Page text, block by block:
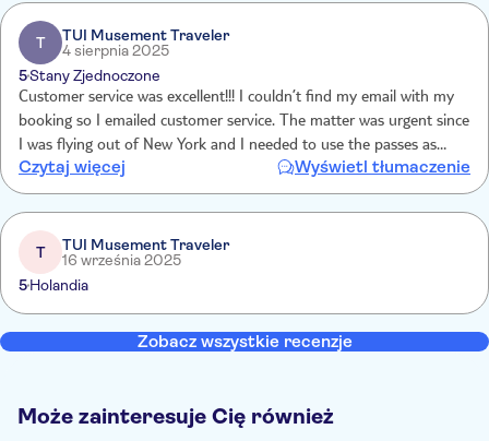
T
TUI Musement Traveler
4 sierpnia 2025
5Stany Zjednoczone
Customer service was excellent!!! I couldn’t find my email with my
booking so I emailed customer service. The matter was urgent since
I was flying out of New York and I needed to use the passes as
soon as I arrived . While en route I revived my passes via email and
I was able to use it once I landed
Czytaj więcej Wyświetl tłumaczenie
T
TUI Musement Traveler
16 września 2025
5Holandia
Zobacz wszystkie recenzje
Może zainteresuje Cię również